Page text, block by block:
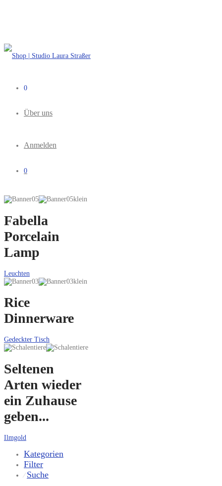
0
Über uns
Anmelden
0
Fabella
Porcelain
Lamp
Leuchten
Rice
Dinnerware
Gedeckter Tisch
Seltenen
Arten wieder
ein Zuhause
geben...
Ilmgold
Kategorien
Filter
⁄ Suche